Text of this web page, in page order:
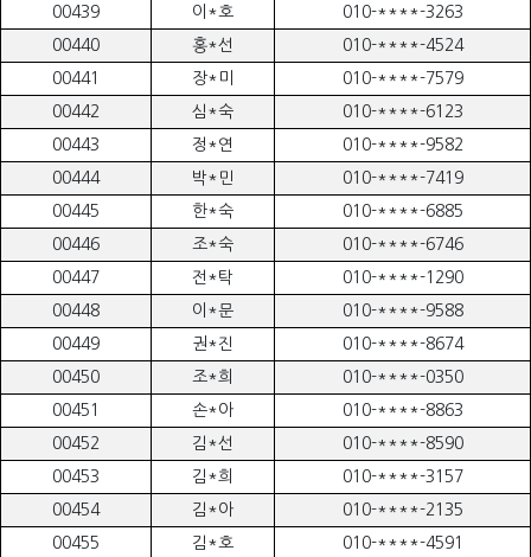
00439
이*호
010-****-3263
00440
홍*선
010-****-4524
00441
장*미
010-****-7579
00442
심*숙
010-****-6123
00443
정*연
010-****-9582
00444
박*민
010-****-7419
00445
한*숙
010-****-6885
00446
조*숙
010-****-6746
00447
전*탁
010-****-1290
00448
이*문
010-****-9588
00449
권*진
010-****-8674
00450
조*희
010-****-0350
00451
손*아
010-****-8863
00452
김*선
010-****-8590
00453
김*희
010-****-3157
00454
김*아
010-****-2135
00455
김*호
010-****-4591